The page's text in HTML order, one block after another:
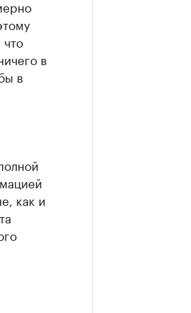
в
в
как и